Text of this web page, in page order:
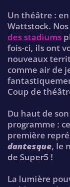
Un théâtre :
Wattstock.
des stadiums
fois-ci, ils ont
nouveaux
comme air de
Coup de
Du haut de
programme :
première
dantesque, le
de Super5 !
La lumière